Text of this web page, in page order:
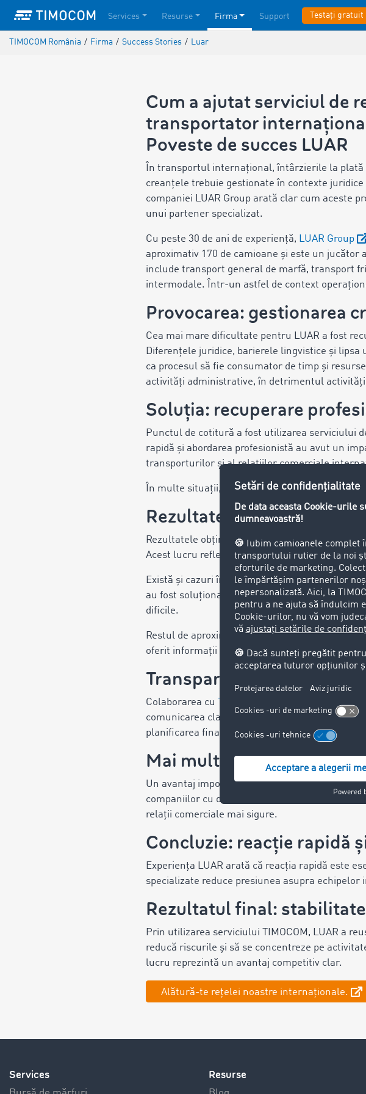
Services Resurse Firma Support Testați gratuit
TIMOCOM România / Firma / Success Stories / Luar
Cum a ajutat serviciul de
transportator
Poveste de succes LUAR
În transportul internațional, întârzierile la plată
creanțele trebuie gestionate în contexte
companiei LUAR Group arată clar cum aceste
unui partener specializat.
Cu peste 30 de ani de experiență, LUAR Group
aproximativ 170 de camioane și este un
include transport general de marfă, transport
intermodale. Într-un astfel de context
Provocarea: gestionarea
Cea mai mare dificultate pentru LUAR a fost
Diferențele juridice, barierele lingvistice și
ca procesul să fie consumator de timp și
activități administrative, în detrimentul
Soluția: recuperare
Punctul de cotitură a fost utilizarea serviciului
rapidă și abordarea profesionistă au avut un
transporturilor și al relațiilor comerciale
În multe situații, simpla implicare a TIMOCOM
Rezultate concrete: rată
Rezultatele obținute sunt semnificative:
Acest lucru reflectă eficiența, promptitudinea și
Există și cazuri în care creanțele păreau
au fost soluționate pozitiv. Acest aspect
dificile.
Restul de aproximativ 10% dintre cazuri au
oferit informații relevante despre statusul
Transparență și control în
Colaborarea cu
s-a remarcat prin
comunicarea clară și constantă. LUAR a avut
planificarea financiară și luarea deciziilor.
Mai multă siguranță în
Un avantaj important al serviciului integrat în
companiilor cu datorii neachitate. Acest lucru
relații comerciale mai sigure.
Concluzie: reacție rapidă
Experiența LUAR arată că reacția rapidă este
specializate reduce presiunea asupra
Rezultatul final:
Prin utilizarea serviciului TIMOCOM, LUAR a
reducă riscurile și să se concentreze pe
lucru reprezintă un avantaj competitiv clar.
Alătură-te rețelei noastre internaționale.
Services Resurse